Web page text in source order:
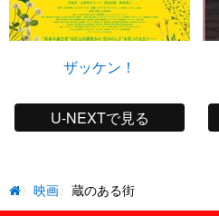
ザッケン！
U-NEXTで見る
映画 蔵のある街